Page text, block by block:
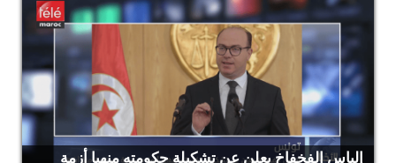
إلياس الفخفاخ يعلن عن تشكيلة حكومته منهيا أزمة